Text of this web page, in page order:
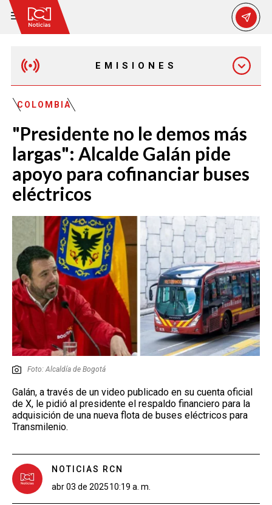
EMISIONES
EMISIÓN 12:30 PM
EMISIÓN 7:00 PM
EMISIÓN 11:30 PM
COLOMBIA
"Presidente no le demos más
largas": Alcalde Galán pide
apoyo para cofinanciar buses
eléctricos
Foto: Alcaldía de Bogotá
Galán, a través de un video publicado en su cuenta oficial
de X, le pidió al presidente el respaldo financiero para la
adquisición de una nueva flota de buses eléctricos para
Transmilenio.
NOTICIAS RCN
abr 03 de 202510:19 a. m.